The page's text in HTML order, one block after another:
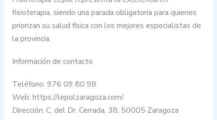
fisioterapia, siendo una parada obligatoria para quienes
priorizan su salud física con los mejores especialistas de
la provincia.
Información de contacto
Teléfono: 976 09 80 98
Web: https://lepolzaragoza.com/
Dirección: C. del Dr. Cerrada, 38, 50005 Zaragoza